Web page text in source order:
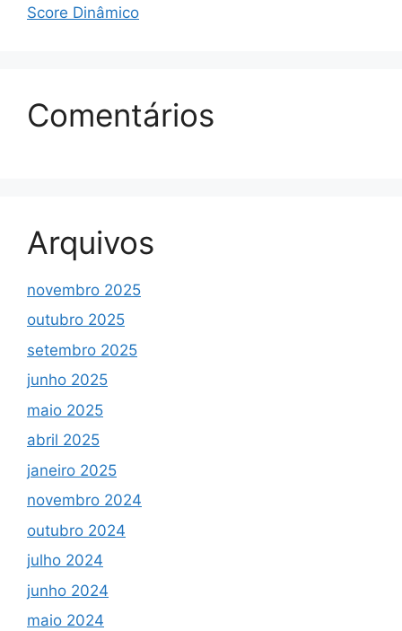
Score Dinâmico
Comentários
Arquivos
novembro 2025
outubro 2025
setembro 2025
junho 2025
maio 2025
abril 2025
janeiro 2025
novembro 2024
outubro 2024
julho 2024
junho 2024
maio 2024